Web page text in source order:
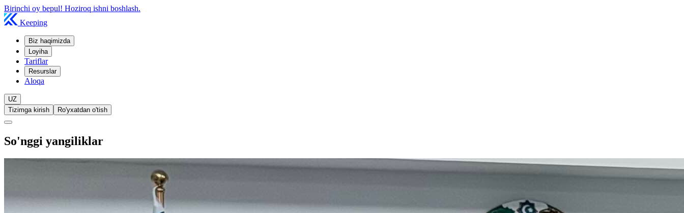
Birinchi oy bepul! Hoziroq ishni boshlash.
Keeping
Biz haqimizda
Loyiha
Tariflar
Resurslar
Aloqa
UZ
Tizimga kirish
Ro'yxatdan o'tish
So'nggi yangiliklar